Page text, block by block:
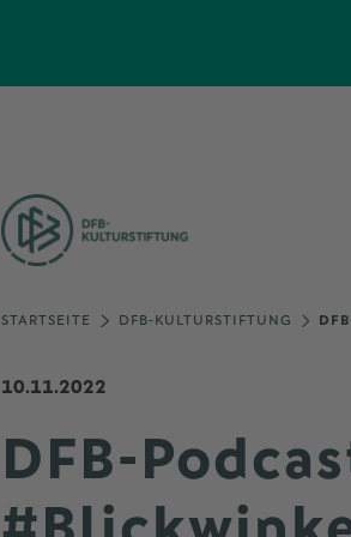
STARTSEITE DFB-KULTURSTIFTUNG
10.11.2022
DFB-